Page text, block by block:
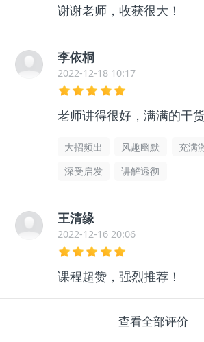
谢谢老师，收获很大！
李依桐
2022-12-18 10:17
老师讲得很好，满满的干货
大招频出 风趣幽默 充满
深受启发
讲解透彻
王清缘
2022-12-16 20:06
课程超赞，强烈推荐！
查看全部评价